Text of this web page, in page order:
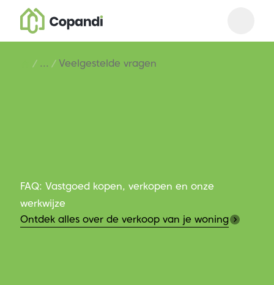
... Veelgestelde vragen
FAQ: Vastgoed kopen, verkopen en onze
werkwijze
Ontdek alles over de verkoop van je woning